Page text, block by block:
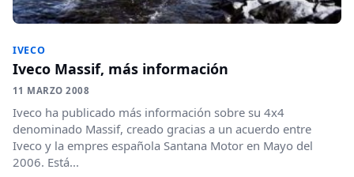
IVECO
Iveco Massif, más información
11 MARZO 2008
Iveco ha publicado más información sobre su 4x4
denominado Massif, creado gracias a un acuerdo entre
Iveco y la empres española Santana Motor en Mayo del
2006. Está...